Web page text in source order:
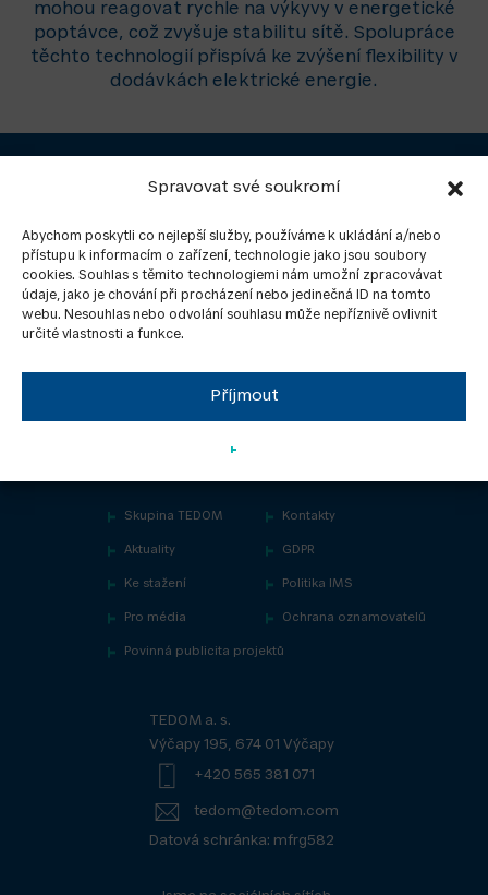
Spravovat své soukromí
Abychom poskytli co nejlepší služby, používáme k ukládání a/nebo
přístupu k informacím o zařízení, technologie jako jsou soubory
cookies. Souhlas s těmito technologiemi nám umožní zpracovávat
údaje, jako je chování při procházení nebo jedinečná ID na tomto
webu. Nesouhlas nebo odvolání souhlasu může nepříznivě ovlivnit
určité vlastnosti a funkce.
Příjmout
mohou reagovat rychle na výkyvy v energetické
poptávce, což zvyšuje stabilitu sítě. Spolupráce
těchto technologií přispívá ke zvýšení flexibility v
dodávkách elektrické energie.
Rádi vám navrhneme řešení, napište nám.
ZASLAT DOTAZ
Skupina TEDOM Kontakty
Aktuality GDPR
Ke stažení Politika IMS
Pro média Ochrana oznamovatelů
Povinná publicita projektů
TEDOM a. s.
Výčapy 195, 674 01 Výčapy
+420 565 381 071
tedom@tedom.com
Datová schránka: mfrg582